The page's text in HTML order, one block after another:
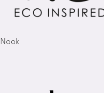
Nook